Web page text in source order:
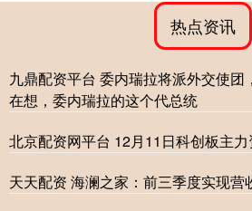
热点资讯
九鼎配资平台 委内瑞拉将派外交使团
在想，委内瑞拉的这个代总统
北京配资网平台 12月11日科创板主
天天配资 海澜之家：前三季度实现营